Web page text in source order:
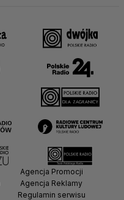
Agencja Promocji
Agencja Reklamy
Regulamin serwisu